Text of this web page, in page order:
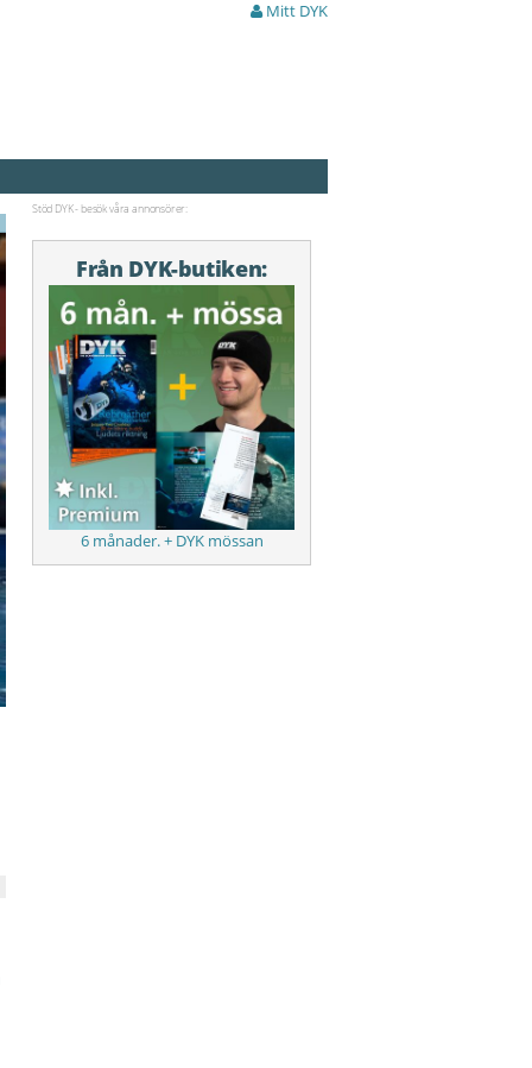
Mitt DYK
Stöd DYK - besök våra annonsörer:
Från DYK-butiken:
6 månader. + DYK mössan